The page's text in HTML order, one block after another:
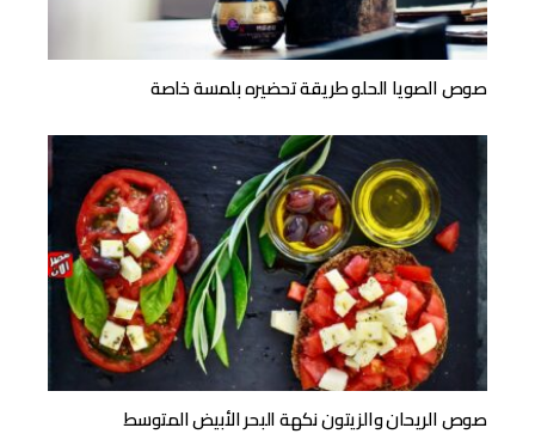
صوص الصويا الحلو طريقة تحضيره بلمسة خاصة
صوص الريحان والزيتون نكهة البحر الأبيض المتوسط